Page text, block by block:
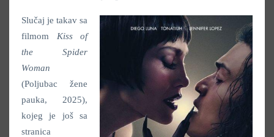
Slučaj je takav sa
filmom Kiss of
the Spider
Woman
(Poljubac žene
pauka, 2025),
kojeg je još sa
stranica